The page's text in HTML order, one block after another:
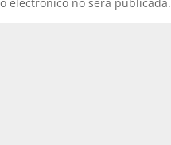
electrónico no será publicada.